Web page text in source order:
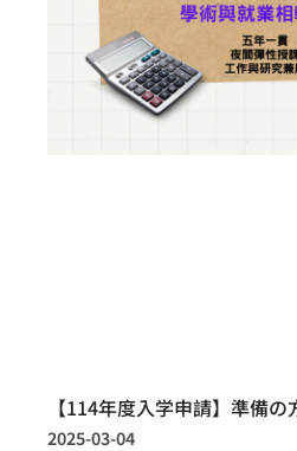
【114年度入学申請】準備の
2025-03-04